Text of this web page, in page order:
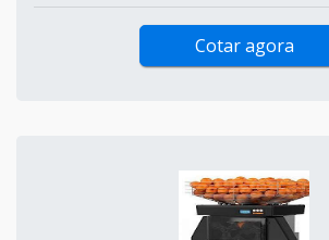
Cotar agora